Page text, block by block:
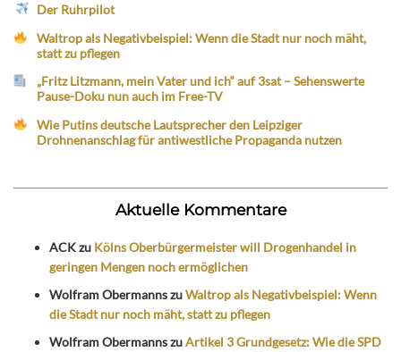
Der Ruhrpilot
Waltrop als Negativbeispiel: Wenn die Stadt nur noch mäht,
statt zu pflegen
„Fritz Litzmann, mein Vater und ich“ auf 3sat – Sehenswerte
Pause-Doku nun auch im Free-TV
Wie Putins deutsche Lautsprecher den Leipziger
Drohnenanschlag für antiwestliche Propaganda nutzen
Aktuelle Kommentare
ACKzu Kölns Oberbürgermeister will Drogenhandel in
geringen Mengen noch ermöglichen
Wolfram ObermannszuWaltrop als Negativbeispiel: Wenn
die Stadt nur noch mäht, statt zu pflegen
Wolfram ObermannszuArtikel 3 Grundgesetz: Wie die SPD